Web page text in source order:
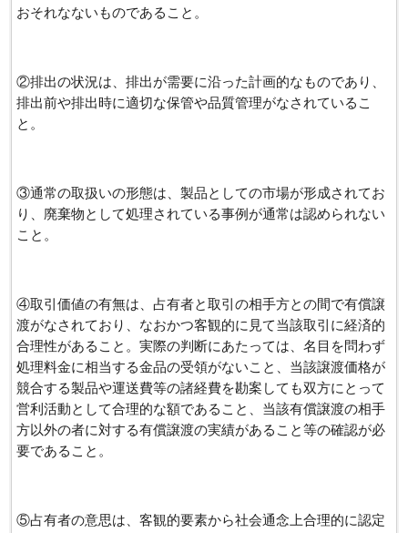
おそれなないものであること。
②排出の状況は、排出が需要に沿った計画的なものであり、
排出前や排出時に適切な保管や品質管理がなされているこ
と。
③通常の取扱いの形態は、製品としての市場が形成されてお
り、廃棄物として処理されている事例が通常は認められない
こと。
④取引価値の有無は、占有者と取引の相手方との間で有償譲
渡がなされており、なおかつ客観的に見て当該取引に経済的
合理性があること。実際の判断にあたっては、名目を問わず
処理料金に相当する金品の受領がないこと、当該譲渡価格が
競合する製品や運送費等の諸経費を勘案しても双方にとって
営利活動として合理的な額であること、当該有償譲渡の相手
方以外の者に対する有償譲渡の実績があること等の確認が必
要であること。
⑤占有者の意思は、客観的要素から社会通念上合理的に認定